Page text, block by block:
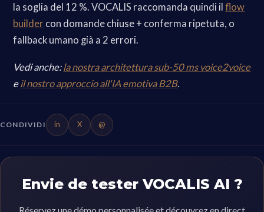
la soglia del 12 %. VOCALIS raccomanda quindi ilflow
builder con domande chiuse + conferma ripetuta, o
fallback umano già a 2 errori.
Vedi anche:la nostra architettura sub-50 ms voice2voice
eil nostro approccio all'IA emotiva B2B.
CONDIVIDI in X @
Envie de tester VOCALIS AI ?